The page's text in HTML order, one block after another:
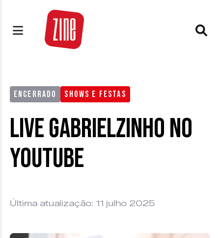
ENCERRADO SHOWS E FESTAS
Live Gabrielzinho no
Youtube
Última atualização: 11 julho 2025